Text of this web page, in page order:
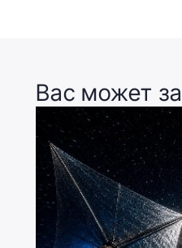
Вас может